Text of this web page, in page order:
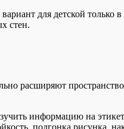
для детской только
стен.
расширяют
информацию на